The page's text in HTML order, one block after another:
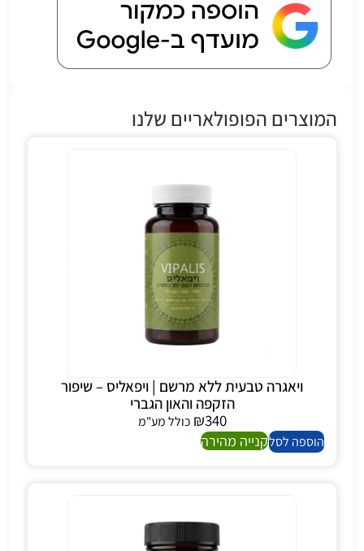
המוצרים הפופולאריים שלנו
ויאגרה טבעית ללא מרשם | ויפאליס – שיפור
הזקפה והאון הגברי
₪340
כולל מע"מ
הוספה לסלקנייה מהירה